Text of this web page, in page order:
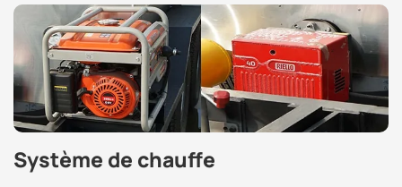
Système de chauffe